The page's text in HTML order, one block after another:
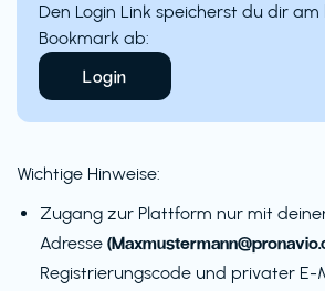
Den Login Link speicherst du dir
Bookmark ab:
Login
Wichtige Hinweise:
Zugang zur Plattform nur mit
Adresse
Registrierungscode und privater E-